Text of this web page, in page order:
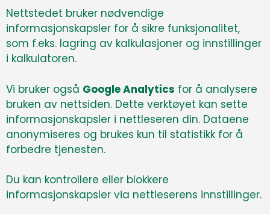
Nettstedet bruker nødvendige
informasjonskapsler for å sikre funksjonalitet,
som f.eks. lagring av kalkulasjoner og innstillinger
i kalkulatoren.
Vi bruker også Google Analytics for å analysere
bruken av nettsiden. Dette verktøyet kan sette
informasjonskapsler i nettleseren din. Dataene
anonymiseres og brukes kun til statistikk for å
forbedre tjenesten.
Du kan kontrollere eller blokkere
informasjonskapsler via nettleserens innstillinger.